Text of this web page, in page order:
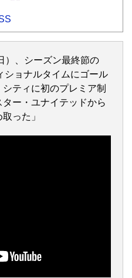
）、シーズン最終節の
ショナルタイムにゴール
ティに初のプレミア制
ー・ユナイテッドから
った」